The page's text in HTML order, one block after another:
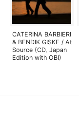
CATERINA BARBIERI
& BENDIK GISKE / At
Source (CD, Japan
Edition with OBI)